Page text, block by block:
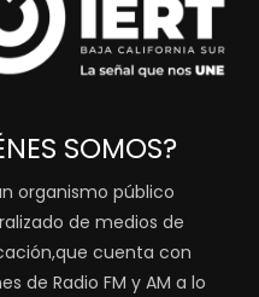
SOMOS?
organismo público
de medios de
cuenta con
de Radio FM y AM a lo